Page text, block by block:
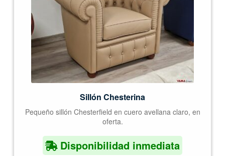
Sillón Chesterina
Pequeño sillón Chesterfield en cuero avellana claro, en
oferta.
Disponibilidad inmediata